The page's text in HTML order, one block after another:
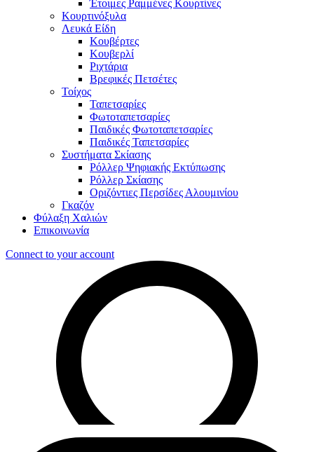
Έτοιμες Ραμμένες Κουρτίνες
Κουρτινόξυλα
Λευκά Είδη
Κουβέρτες
Κουβερλί
Ριχτάρια
Βρεφικές Πετσέτες
Τοίχος
Ταπετσαρίες
Φωτοταπετσαρίες
Παιδικές Φωτοταπετσαρίες
Παιδικές Ταπετσαρίες
Συστήματα Σκίασης
Ρόλλερ Ψηφιακής Εκτύπωσης
Ρόλλερ Σκίασης
Οριζόντιες Περσίδες Αλουμινίου
Γκαζόν
Φύλαξη Χαλιών
Επικοινωνία
Connect to your account